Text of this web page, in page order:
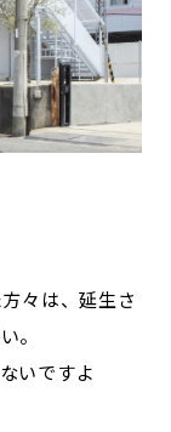
々は、延生さ
。
いですよ